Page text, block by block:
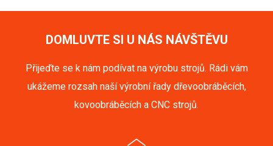
DOMLUVTE SI U NÁS NÁVŠTĚVU
Přijeďte se k nám podívat na výrobu strojů. Rádi vám
ukážeme rozsah naší výrobní řady dřevoobráběcích,
kovoobráběcích a CNC strojů.